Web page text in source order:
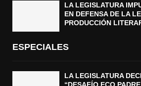
LA LEGISLATURA
EN DEFENSA DE LA
PRODUCCIÓN
ESPECIALES
LA LEGISLATURA